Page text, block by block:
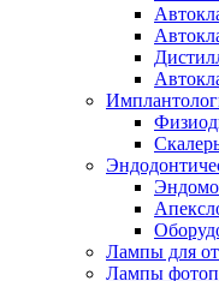
Лампы для
Лампы